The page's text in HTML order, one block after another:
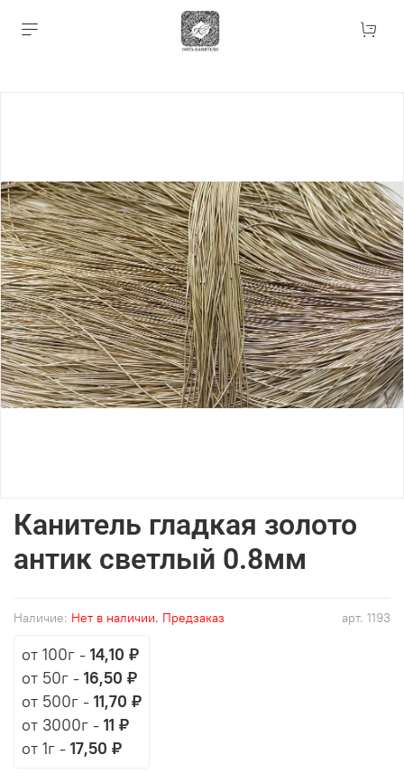
арт. 1193
Наличие: Нет в наличии. Предзаказ
Канитель гладкая золото
антик светлый 0.8мм
от 100г - 14,10 ₽
от 50г - 16,50 ₽
от 500г - 11,70 ₽
от 3000г - 11 ₽
от 1г - 17,50 ₽